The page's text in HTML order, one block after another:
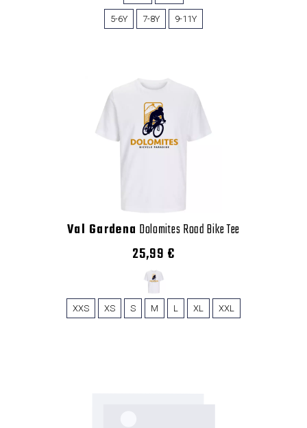
5-6Y 7-8Y 9-11Y
Val Gardena Dolomites Road Bike Tee
25,99 €
XXS XS S M L XL XXL